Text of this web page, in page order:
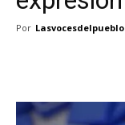
Por Lasvocesdelpueblo